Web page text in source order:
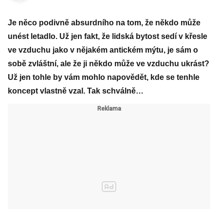
Je něco podivně absurdního na tom, že někdo může
unést letadlo. Už jen fakt, že lidská bytost sedí v křesle
ve vzduchu jako v nějakém antickém mýtu, je sám o
sobě zvláštní, ale že ji někdo může ve vzduchu ukrást?
Už jen tohle by vám mohlo napovědět, kde se tenhle
koncept vlastně vzal. Tak schválně…